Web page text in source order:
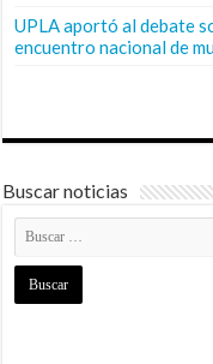
UPLA aportó al debate
encuentro nacional de
Buscar noticias